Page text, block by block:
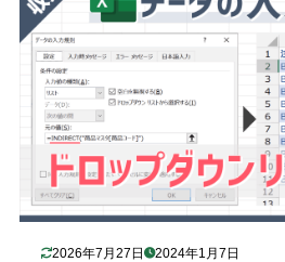
2026年7月27日 2024年1月7日